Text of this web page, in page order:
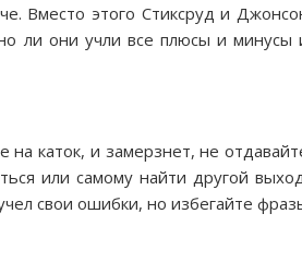
Вместо этого Стиксруд и
ли они учли все плюсы и минусы
на каток, и замерзнет, не
или самому найти другой
свои ошибки, но избегайте